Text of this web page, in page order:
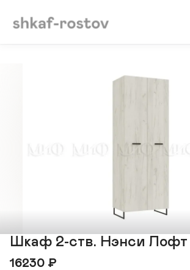
Шкаф 2-ств. Нэнси Лофт
16230 ₽